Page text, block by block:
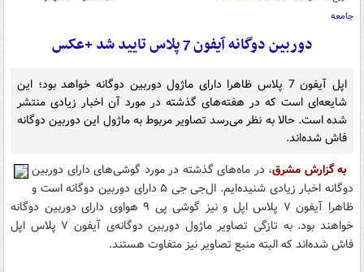
جامعه
دوربین دوگانه آیفون 7 پلاس تایید شد +عکس
اپل آیفون 7 پلاس ظاهرا دارای ماژول دوربین دوگانه خواهد بود؛ این
شایعه‌ای است که در هفته‌های گذشته در مورد آن اخبار زیادی منتشر
شده است. حالا به نظر می‌رسد تصاویر مربوط به ماژول این دوربین دوگانه
فاش شده‌اند.
به گزارش مشرق، در ماه‌های گذشته در مورد گوشی‌های دارای دوربین
دوگانه اخبار زیادی شنیده‌ایم. ال‌جی جی ۵ دارای دوربین دوگانه است و
ظاهرا آیفون ۷ پلاس اپل و نیز گوشی پی ۹ هواوی دارای دوربین دوگانه
خواهند بود. به تازگی تصاویر ماژول دوربین دوگانه‌ی آيفون ۷ پلاس اپل
فاش شده‌اند که البته منبع تصاویر نیز متفاوت هستند.